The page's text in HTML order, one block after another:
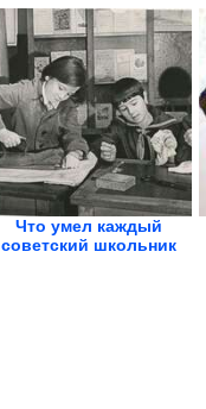
Что умел каждый
советский школьник